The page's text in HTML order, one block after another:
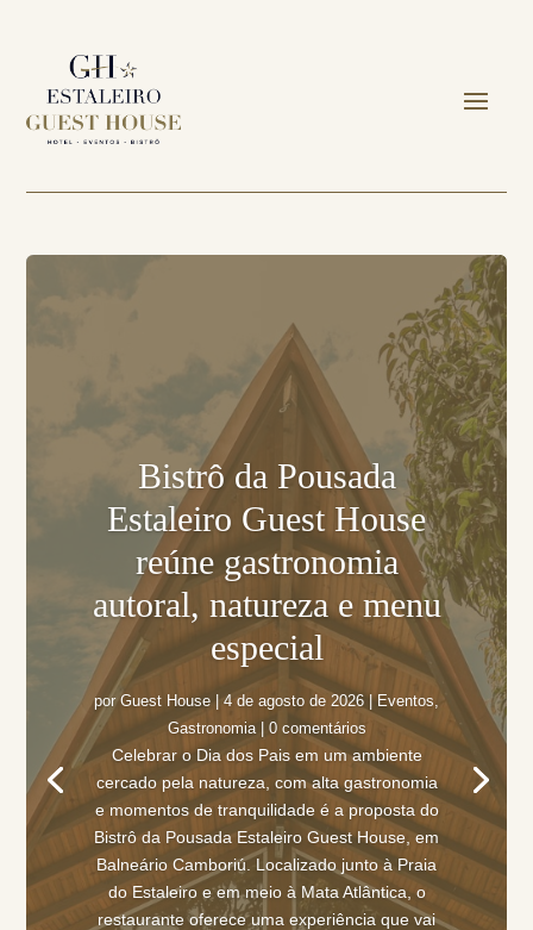
Bistrô da Pousada
Estaleiro Guest House
reúne gastronomia
autoral, natureza e menu
especial
porGuest House 4 de agosto de 2026 |Eventos
Gastronomia| 0 comentários
Celebrar o Dia dos Pais em um ambiente
cercado pela natureza, com alta gastronomia
e momentos de tranquilidade é a proposta do
Bistrô da Pousada Estaleiro Guest House, em
Balneário Camboriú. Localizado junto à Praia
do Estaleiro e em meio à Mata Atlântica, o
restaurante oferece uma experiência que vai